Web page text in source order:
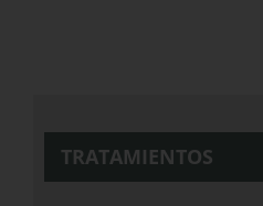
TRATAMIENTOS